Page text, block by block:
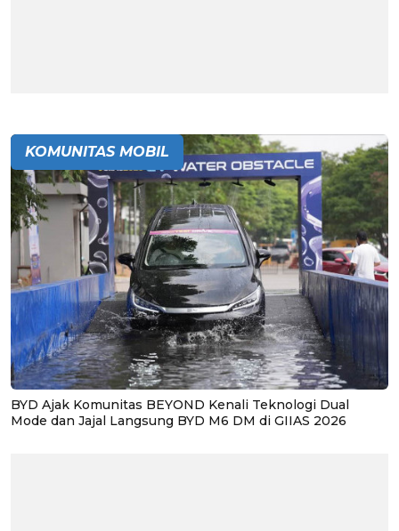
KOMUNITAS MOBIL
BYD Ajak Komunitas BEYOND Kenali Teknologi Dual
Mode dan Jajal Langsung BYD M6 DM di GIIAS 2026